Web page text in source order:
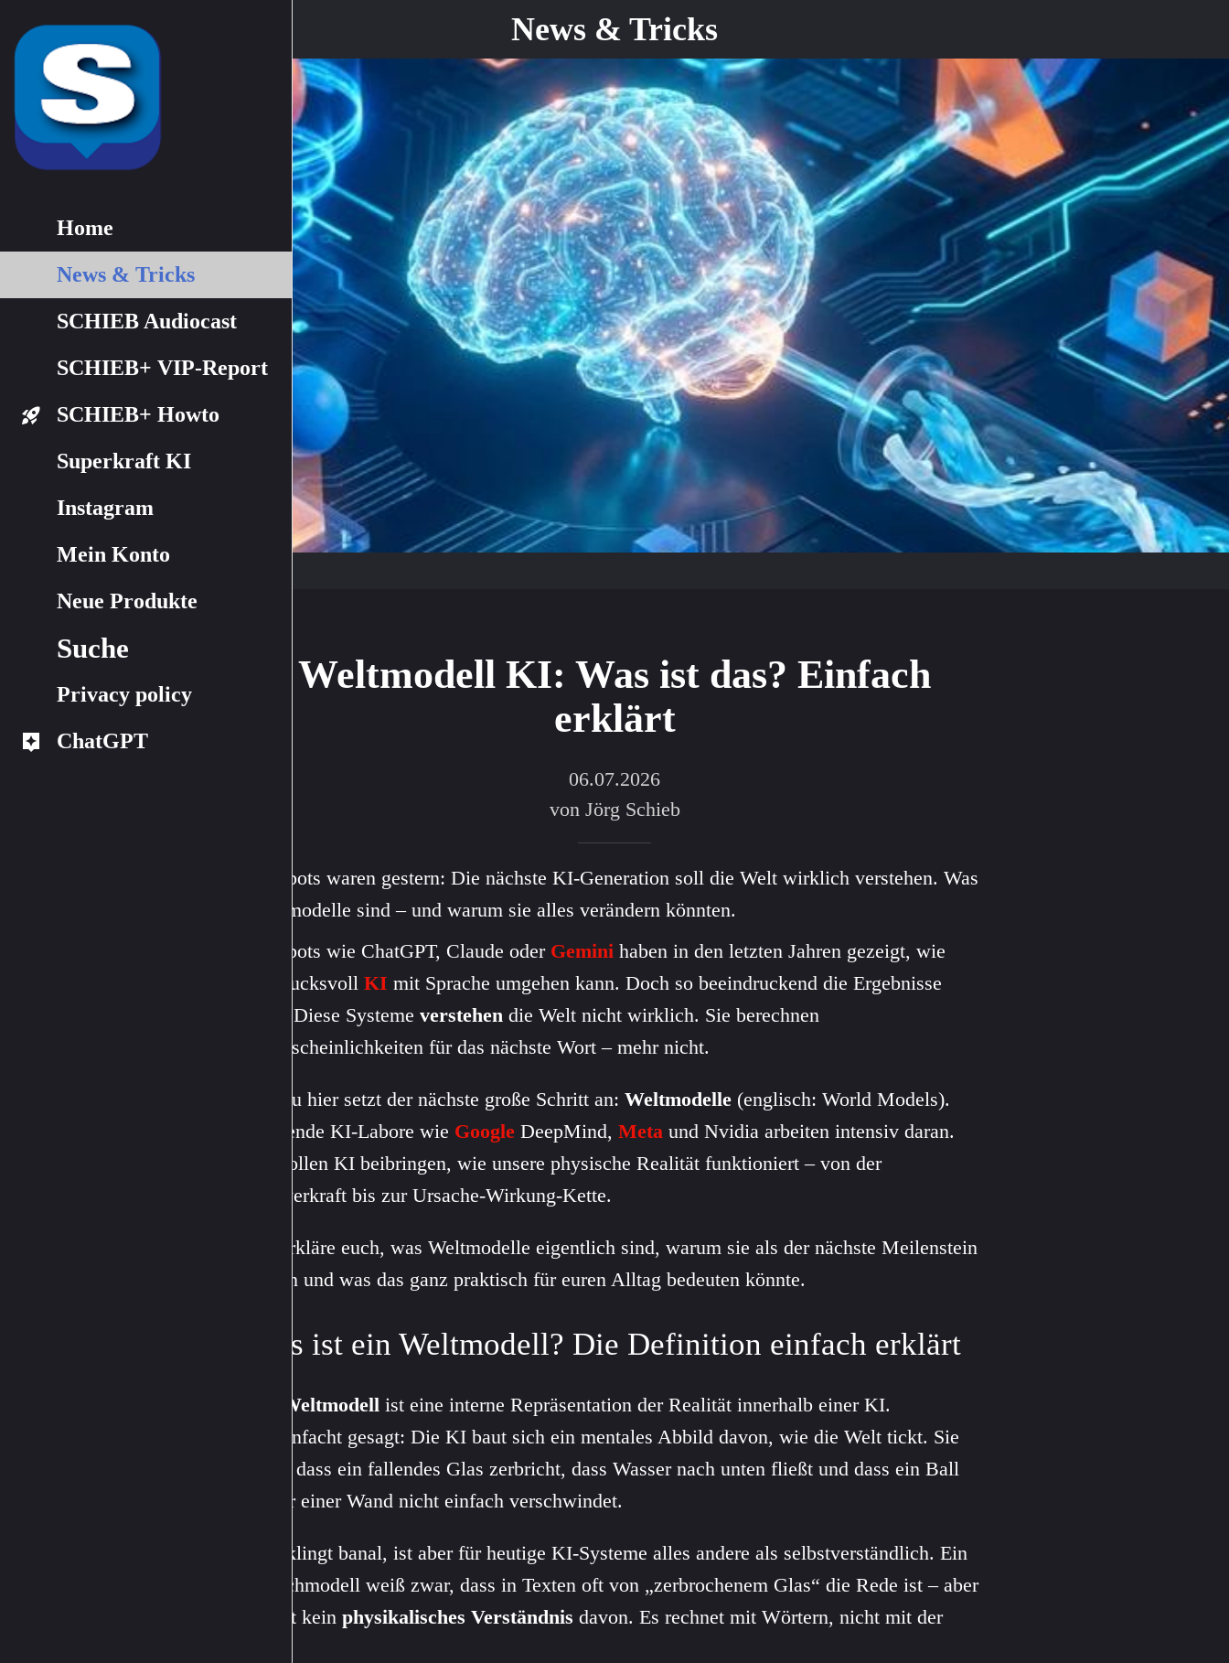
Home
News & Tricks
SCHIEB Audiocast
SCHIEB+ VIP-Report
SCHIEB+ Howto
Superkraft KI
Instagram
Mein Konto
Neue Produkte
Suche
Privacy policy
ChatGPT
News & Tricks
Weltmodell KI: Was ist das? Einfach
erklärt
06.07.2026
von Jörg Schieb
Chatbots waren gestern: Die nächste KI-Generation soll die Welt wirklich verstehen. Was
Weltmodelle sind – und warum sie alles verändern könnten.
Chatbots wie ChatGPT, Claude oder Gemini haben in den letzten Jahren gezeigt, wie
eindrucksvoll KI mit Sprache umgehen kann. Doch so beeindruckend die Ergebnisse
sind: Diese Systeme verstehen die Welt nicht wirklich. Sie berechnen
Wahrscheinlichkeiten für das nächste Wort – mehr nicht.
Genau hier setzt der nächste große Schritt an: Weltmodelle (englisch: World Models).
Führende KI-Labore wie Google DeepMind, Meta und Nvidia arbeiten intensiv daran.
Sie sollen KI beibringen, wie unsere physische Realität funktioniert – von der
Schwerkraft bis zur Ursache-Wirkung-Kette.
Ich erkläre euch, was Weltmodelle eigentlich sind, warum sie als der nächste Meilenstein
gelten und was das ganz praktisch für euren Alltag bedeuten könnte.
Was ist ein Weltmodell? Die Definition einfach erklärt
Weltmodell ist eine interne Repräsentation der Realität innerhalb einer KI.
Vereinfacht gesagt: Die KI baut sich ein mentales Abbild davon, wie die Welt tickt. Sie
lernt, dass ein fallendes Glas zerbricht, dass Wasser nach unten fließt und dass ein Ball
hinter einer Wand nicht einfach verschwindet.
Das klingt banal, ist aber für heutige KI-Systeme alles andere als selbstverständlich. Ein
Sprachmodell weiß zwar, dass in Texten oft von „zerbrochenem Glas“ die Rede ist – aber
es hat kein physikalisches Verständnis davon. Es rechnet mit Wörtern, nicht mit der